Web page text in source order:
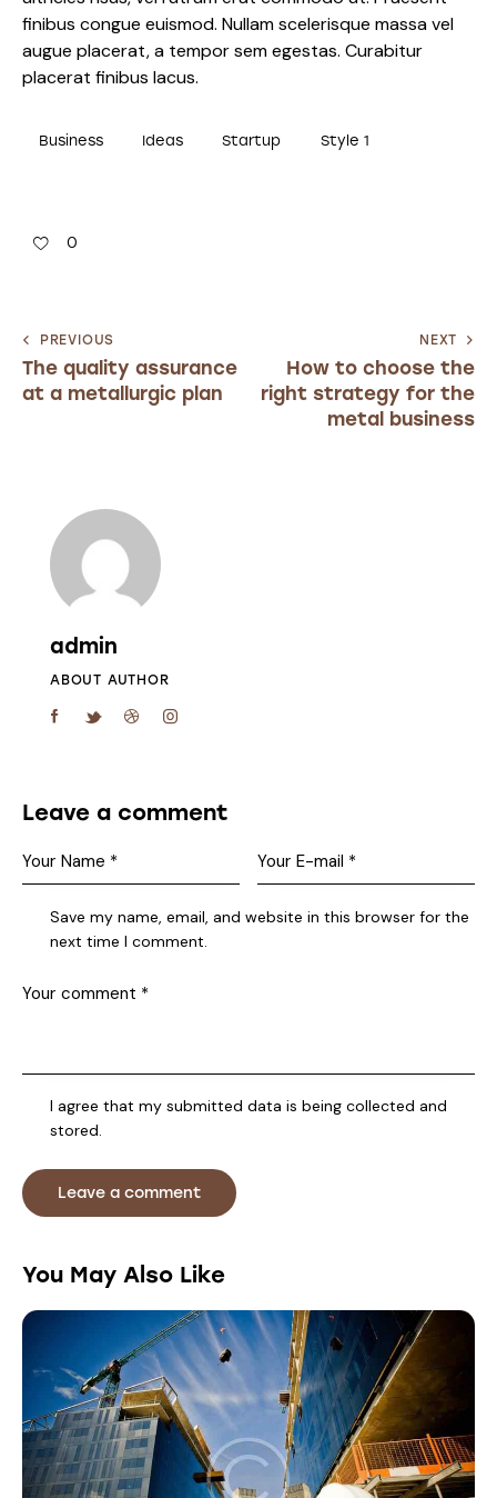
finibus congue euismod. Nullam scelerisque massa vel
augue placerat, a tempor sem egestas. Curabitur
placerat finibus lacus.
Business Ideas Startup Style 1
0
PREVIOUS
The quality assurance
at a metallurgic plan
NEXT
How to choose the
right strategy for the
metal business
admin
ABOUT AUTHOR
Leave a comment
Save my name, email, and website in this browser for the
next time I comment.
I agree that my submitted data is being collected and
stored.
You May Also Like